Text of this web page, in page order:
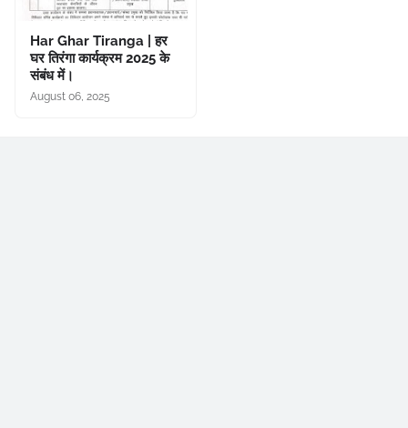
Har Ghar Tiranga | हर
घर तिरंगा कार्यक्रम 2025 के
संबंध में।
August 06, 2025